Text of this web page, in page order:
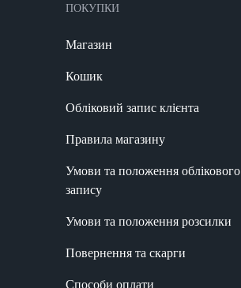
ПОКУПКИ
Магазин
Кошик
Обліковий запис клієнта
Правила магазину
Умови та положення облікового
запису
Умови та положення розсилки
Повернення та скарги
Способи оплати